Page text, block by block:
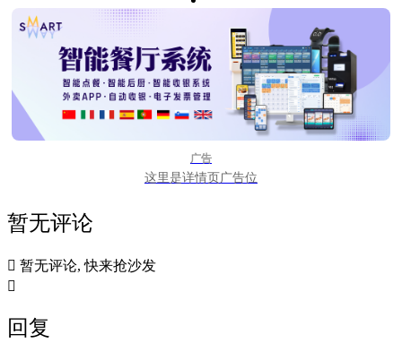
广告
这里是详情页广告位
暂无评论
 暂无评论, 快来抢沙发

回复